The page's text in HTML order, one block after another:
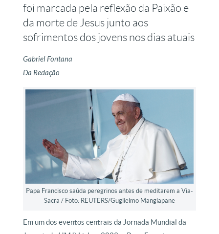
foi marcada pela reflexão da Paixão e
da morte de Jesus junto aos
sofrimentos dos jovens nos dias atuais
Gabriel Fontana
Da Redação
Papa Francisco saúda peregrinos antes de meditarem a Via-
Sacra / Foto: REUTERS/Guglielmo Mangiapane
Em um dos eventos centrais da Jornada Mundial da